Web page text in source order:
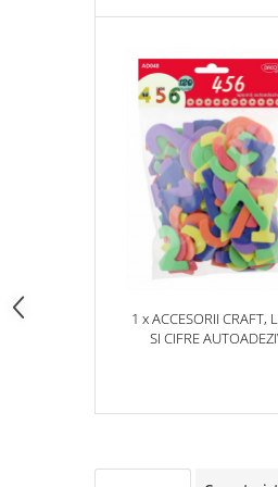
Carti si caiete de colorat 5%
Creative si craft_x000D_
Penare si Borsete
Rigle si Instrumente geometrie
Carti si caiete de colorat 11%
Carti si caiete de colorat 21%
Seturi de joaca doctor
1 x ACCESORII CRAFT,
SI CIFRE